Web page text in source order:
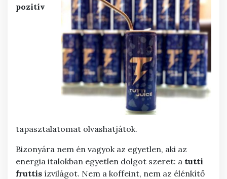
pozitív
tapasztalatomat olvashatjátok.
Bizonyára nem én vagyok az egyetlen, aki az
energia italokban egyetlen dolgot szeret: a tutti
fruttis ízvilágot. Nem a koffeint, nem az élénkítő